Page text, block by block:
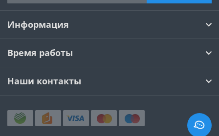
Информация
Время работы
Наши контакты